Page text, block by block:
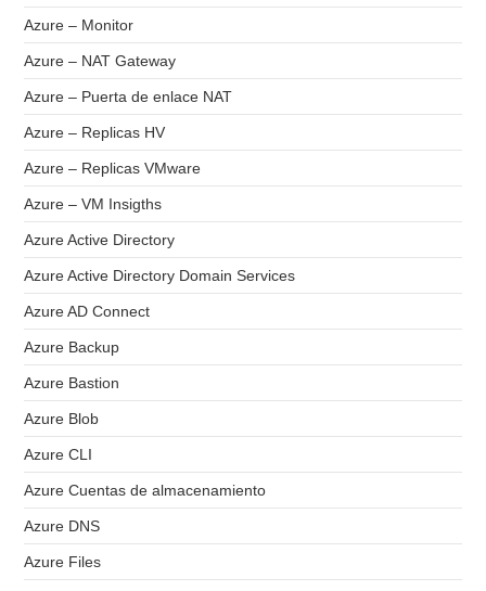
Azure – Monitor
Azure – NAT Gateway
Azure – Puerta de enlace NAT
Azure – Replicas HV
Azure – Replicas VMware
Azure – VM Insigths
Azure Active Directory
Azure Active Directory Domain Services
Azure AD Connect
Azure Backup
Azure Bastion
Azure Blob
Azure CLI
Azure Cuentas de almacenamiento
Azure DNS
Azure Files